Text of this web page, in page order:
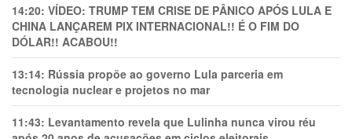
14:20: VÍDEO: TRUMP TEM CRlSE DE PÂNlCO APÓS LULA E
CHINA LANÇAREM PIX INTERNACIONAL!! É O FIM DO
DÓLAR!! ACABOU!!
13:14: Rússia propõe ao governo Lula parceria em
tecnologia nuclear e projetos no mar
11:43: Levantamento revela que Lulinha nunca virou réu